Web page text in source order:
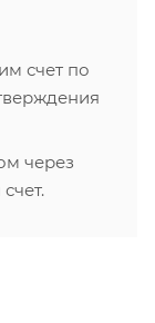
счет по
через